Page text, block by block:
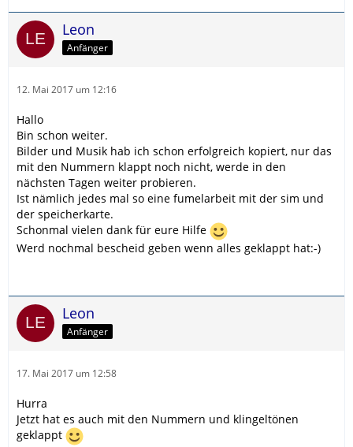
Leon
Anfänger
12. Mai 2017 um 12:16
Hallo
Bin schon weiter.
Bilder und Musik hab ich schon erfolgreich kopiert, nur das
mit den Nummern klappt noch nicht, werde in den
nächsten Tagen weiter probieren.
Ist nämlich jedes mal so eine fumelarbeit mit der sim und
der speicherkarte.
Schonmal vielen dank für eure Hilfe
Werd nochmal bescheid geben wenn alles geklappt hat:-)
Leon
Anfänger
17. Mai 2017 um 12:58
Hurra
Jetzt hat es auch mit den Nummern und klingeltönen
geklappt